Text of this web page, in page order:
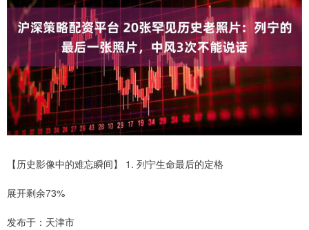
【历史影像中的难忘瞬间】 1. 列宁生命最后的定格
展开剩余73%
发布于：天津市